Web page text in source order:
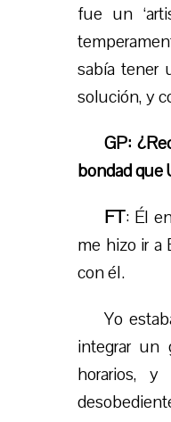
fue un
sabía tener
solución, y
GP:
bondad que
FT: Él
me hizo ir a
con él.
Yo
integrar un
horarios, y